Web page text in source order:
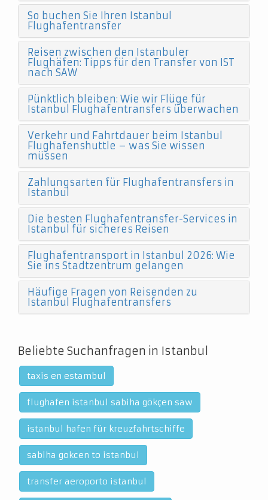
So buchen Sie Ihren Istanbul
Flughafentransfer
Reisen zwischen den Istanbuler
Flughäfen: Tipps für den Transfer von IST
nach SAW
Pünktlich bleiben: Wie wir Flüge für
Istanbul Flughafentransfers überwachen
Verkehr und Fahrtdauer beim Istanbul
Flughafenshuttle – was Sie wissen
müssen
Zahlungsarten für Flughafentransfers in
Istanbul
Die besten Flughafentransfer-Services in
Istanbul für sicheres Reisen
Flughafentransport in Istanbul 2026: Wie
Sie ins Stadtzentrum gelangen
Häufige Fragen von Reisenden zu
Istanbul Flughafentransfers
Beliebte Suchanfragen in Istanbul
taxis en estambul
flughafen istanbul sabiha gökçen saw
istanbul hafen für kreuzfahrtschiffe
sabiha gokcen to istanbul
transfer aeroporto istanbul